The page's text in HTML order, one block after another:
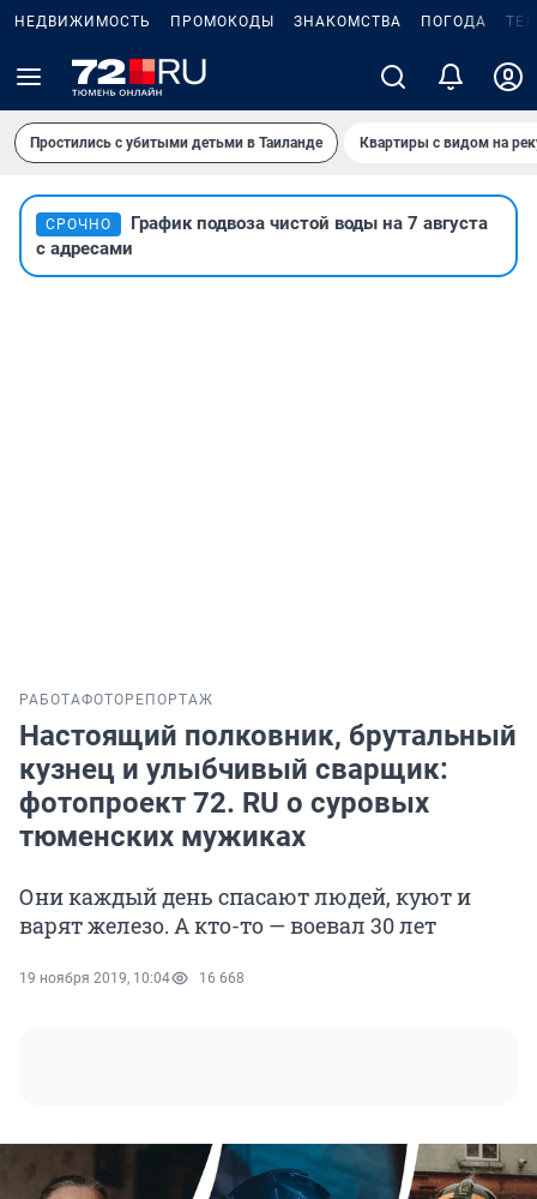
НЕДВИЖИМОСТЬ ПРОМОКОДЫ ЗНАКОМСТВА ПОГОДА
Простились с убитыми детьми в Таиланде Квартиры с видом на
СРОЧНО
График подвоза чистой воды на 7 августа
с адресами
РАБОТАФОТОРЕПОРТАЖ
Настоящий полковник, брутальный
кузнец и улыбчивый сварщик:
фотопроект 72. RU о суровых
тюменских мужиках
Они каждый день спасают людей, куют и
варят железо. А кто-то — воевал 30 лет
19 ноября 2019, 10:04 16 668